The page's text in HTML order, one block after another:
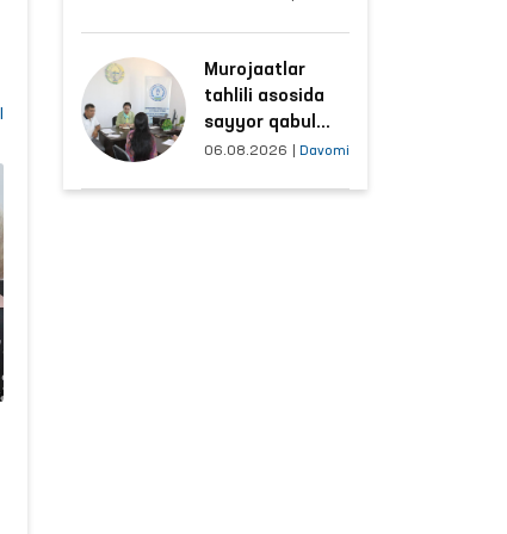
yo‘lga qo‘yildi
Murojaatlar
tahlili asosida
sayyor qabul
o‘tkaziladigan
06.08.2026 Davomi